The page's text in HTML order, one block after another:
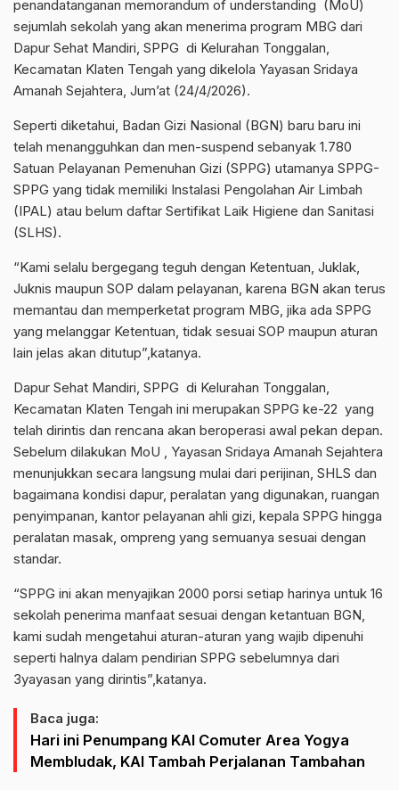
penandatanganan memorandum of understanding (MoU)
sejumlah sekolah yang akan menerima program MBG dari
Dapur Sehat Mandiri, SPPG di Kelurahan Tonggalan,
Kecamatan Klaten Tengah yang dikelola Yayasan Sridaya
Amanah Sejahtera, Jum’at (24/4/2026).
Seperti diketahui, Badan Gizi Nasional (BGN) baru baru ini
telah menangguhkan dan men-suspend sebanyak 1.780
Satuan Pelayanan Pemenuhan Gizi (SPPG) utamanya SPPG-
SPPG yang tidak memiliki Instalasi Pengolahan Air Limbah
(IPAL) atau belum daftar Sertifikat Laik Higiene dan Sanitasi
(SLHS).
“Kami selalu bergegang teguh dengan Ketentuan, Juklak,
Juknis maupun SOP dalam pelayanan, karena BGN akan terus
memantau dan memperketat program MBG, jika ada SPPG
yang melanggar Ketentuan, tidak sesuai SOP maupun aturan
lain jelas akan ditutup”,katanya.
Dapur Sehat Mandiri, SPPG di Kelurahan Tonggalan,
Kecamatan Klaten Tengah ini merupakan SPPG ke-22 yang
telah dirintis dan rencana akan beroperasi awal pekan depan.
Sebelum dilakukan MoU , Yayasan Sridaya Amanah Sejahtera
menunjukkan secara langsung mulai dari perijinan, SHLS dan
bagaimana kondisi dapur, peralatan yang digunakan, ruangan
penyimpanan, kantor pelayanan ahli gizi, kepala SPPG hingga
peralatan masak, ompreng yang semuanya sesuai dengan
standar.
“SPPG ini akan menyajikan 2000 porsi setiap harinya untuk 16
sekolah penerima manfaat sesuai dengan ketantuan BGN,
kami sudah mengetahui aturan-aturan yang wajib dipenuhi
seperti halnya dalam pendirian SPPG sebelumnya dari
3yayasan yang dirintis”,katanya.
Baca juga:
Hari ini Penumpang KAI Comuter Area Yogya
Membludak, KAI Tambah Perjalanan Tambahan